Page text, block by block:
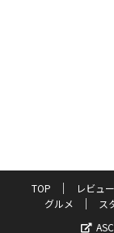
TOP レビュー
グルメ
ス